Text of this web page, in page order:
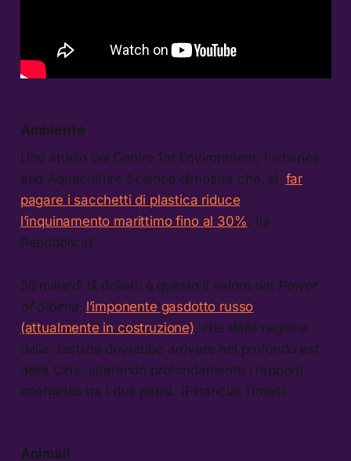
Ambiente
Uno studio del Centre for Environment, Fisheries
and Aquaculture Science dimostra che, sì, far
pagare i sacchetti di plastica riduce
l’inquinamento marittimo fino al 30% . (la
Repubblica)
55 miliardi di dollari: è questo il valore del Power
of Siberia l’imponente gasdotto russo
(attualmente in costruzione) , che dalla regione
della Jacuzia dovrebbe arrivare nel profondo est
della Cina, alterando profondamente i rapporti
energetici tra i due paesi. (Financial Times)
Animali